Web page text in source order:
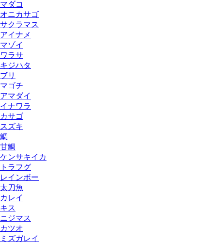
マダコ
オニカサゴ
サクラマス
アイナメ
マゾイ
ワラサ
キジハタ
ブリ
マゴチ
アマダイ
イナワラ
カサゴ
スズキ
鯛
甘鯛
ケンサキイカ
トラフグ
レインボー
太刀魚
カレイ
キス
ニジマス
カツオ
ミズガレイ